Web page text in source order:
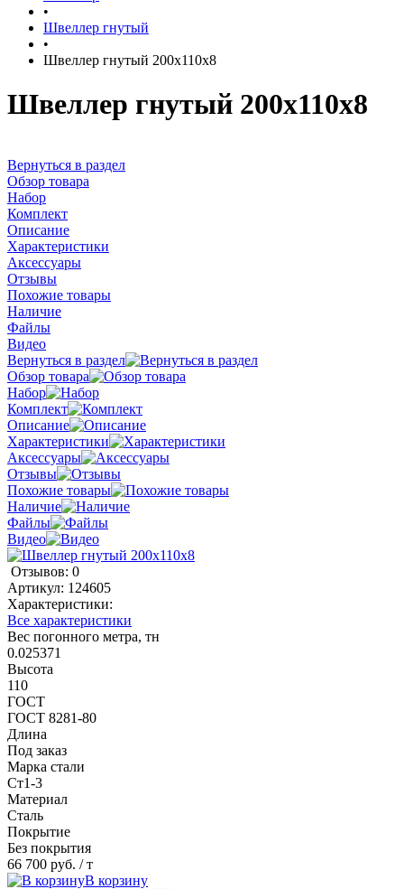
•
Швеллер гнутый
•
Швеллер гнутый 200х110х8
Швеллер гнутый 200х110х8
Вернуться в раздел
Обзор товара
Набор
Комплект
Описание
Характеристики
Аксессуары
Отзывы
Похожие товары
Наличие
Файлы
Видео
Вернуться в раздел
Обзор товара
Набор
Комплект
Описание
Характеристики
Аксессуары
Отзывы
Похожие товары
Наличие
Файлы
Видео
Отзывов: 0
Артикул: 124605
Характеристики:
Все характеристики
Вес погонного метра, тн
0.025371
Высота
110
ГОСТ
ГОСТ 8281-80
Длина
Под заказ
Марка стали
Ст1-3
Материал
Сталь
Покрытие
Без покрытия
66 700 руб. / т
В корзину